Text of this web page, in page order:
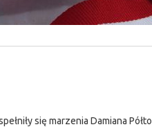
się marzenia Damiana